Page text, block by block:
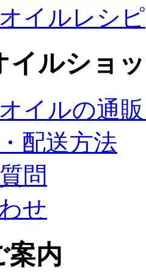
イルレシピ
イルショ
イルの通
配送方法
問
せ
案内